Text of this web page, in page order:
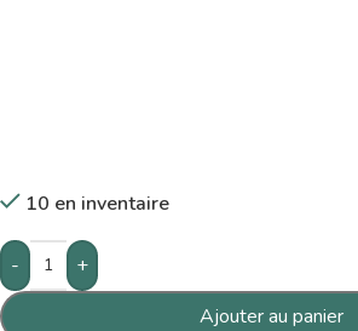
10 en inventaire
-
+
Ajouter au panier